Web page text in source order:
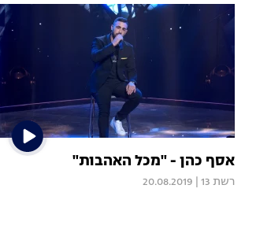
אסף כהן - "מכל האהבות"
רשת 13 20.08.2019